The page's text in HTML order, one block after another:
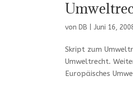
von DB |Juni 16,
Skript zum
Umweltrecht.
Europäisches